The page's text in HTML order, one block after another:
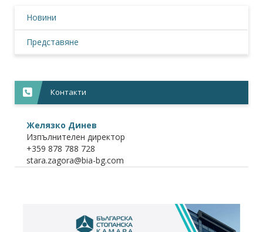
Новини
Представяне
Контакти
Желязко Динев
Изпълнителен директор
+359 878 788 728